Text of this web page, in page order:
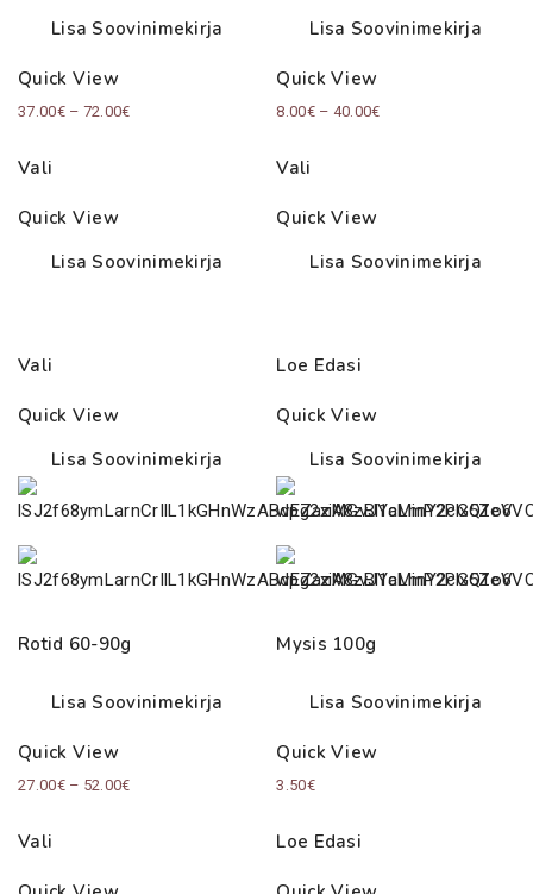
Lisa Soovinimekirja
Quick View
37.00€ – 72.00€Price
Vali
Quick View
Lisa Soovinimekirja
Lisa Soovinimekirja
Quick View
8.00€ – 40.00€Price
Vali
Quick View
Lisa Soovinimekirja
Vali
Quick View
Lisa Soovinimekirja
Rotid 60-90g
Lisa Soovinimekirja
Quick View
27.00€ – 52.00€Price
Vali
Loe Edasi
Quick View
Lisa Soovinimekirja
Mysis 100g
Lisa Soovinimekirja
Quick View
3.50€
Loe Edasi